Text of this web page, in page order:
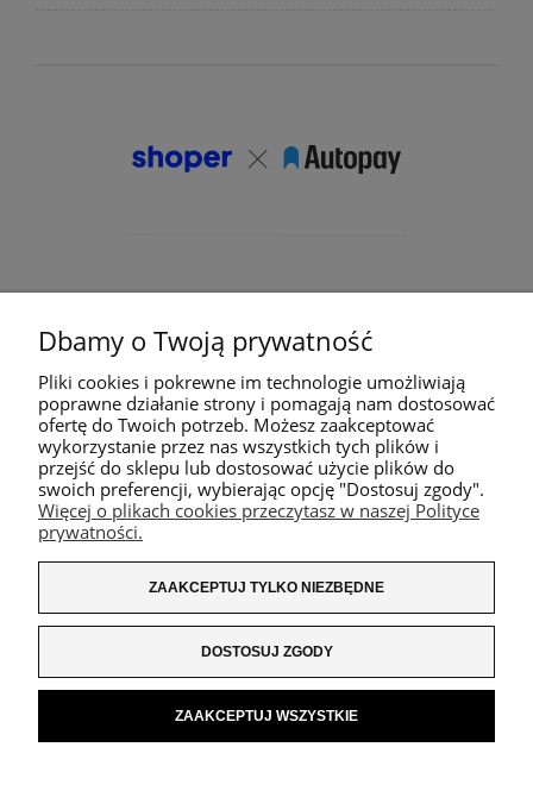
Dbamy o Twoją prywatność
Pliki cookies i pokrewne im technologie umożliwiają
poprawne działanie strony i pomagają nam dostosować
ofertę do Twoich potrzeb. Możesz zaakceptować
wykorzystanie przez nas wszystkich tych plików i
przejść do sklepu lub dostosować użycie plików do
swoich preferencji, wybierając opcję "Dostosuj zgody".
Więcej o plikach cookies przeczytasz w naszej Polityce
prywatności.
ZAAKCEPTUJ TYLKO NIEZBĘDNE
DOSTOSUJ ZGODY
ZAAKCEPTUJ WSZYSTKIE